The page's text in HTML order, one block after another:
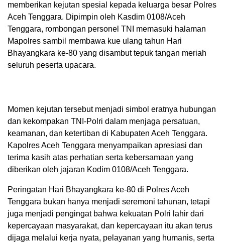
memberikan kejutan spesial kepada keluarga besar Polres
Aceh Tenggara. Dipimpin oleh Kasdim 0108/Aceh
Tenggara, rombongan personel TNI memasuki halaman
Mapolres sambil membawa kue ulang tahun Hari
Bhayangkara ke-80 yang disambut tepuk tangan meriah
seluruh peserta upacara.
Momen kejutan tersebut menjadi simbol eratnya hubungan
dan kekompakan TNI-Polri dalam menjaga persatuan,
keamanan, dan ketertiban di Kabupaten Aceh Tenggara.
Kapolres Aceh Tenggara menyampaikan apresiasi dan
terima kasih atas perhatian serta kebersamaan yang
diberikan oleh jajaran Kodim 0108/Aceh Tenggara.
Peringatan Hari Bhayangkara ke-80 di Polres Aceh
Tenggara bukan hanya menjadi seremoni tahunan, tetapi
juga menjadi pengingat bahwa kekuatan Polri lahir dari
kepercayaan masyarakat, dan kepercayaan itu akan terus
dijaga melalui kerja nyata, pelayanan yang humanis, serta